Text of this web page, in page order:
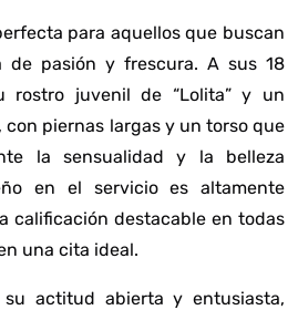
para aquellos que buscan
de pasión y frescura. A sus 18
rostro juvenil de “Lolita” y un
piernas largas y un torso que
la sensualidad y la belleza
en el servicio es altamente
calificación destacable en todas
una cita ideal.
actitud abierta y entusiasta,